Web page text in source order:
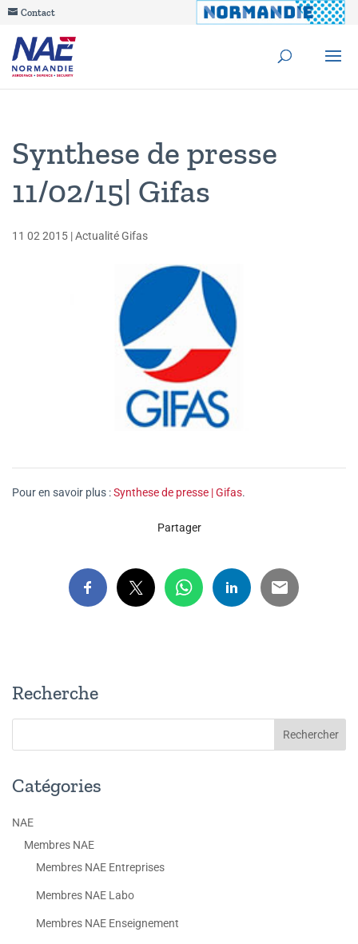
Contact
Synthese de presse
11/02/15| Gifas
11 02 2015 |Actualité Gifas
Pour en savoir plus :Synthese de presse | Gifas.
Partager
Recherche
Catégories
NAE
Membres NAE
Membres NAE Entreprises
Membres NAE Labo
Membres NAE Enseignement